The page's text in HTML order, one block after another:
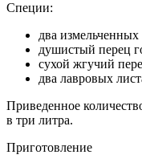
Специи:
два измельченных
душистый перец
сухой жгучий
два лавровых
Приведенное
в три литра.
Приготовление